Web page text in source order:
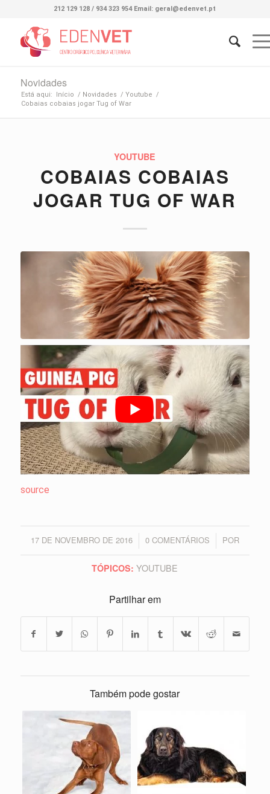
212 129 128 / 934 323 954 Email: geral@edenvet.pt
Novidades
Está aqui: Início / Novidades / Youtube /
Cobaias cobaias jogar Tug of War
YOUTUBE
COBAIAS COBAIAS
JOGAR TUG OF WAR
source
17 DE NOVEMBRO DE 2016
/ 0 COMENTÁRIOS
/ POR
TÓPICOS: YOUTUBE
Partilhar em
Também pode gostar